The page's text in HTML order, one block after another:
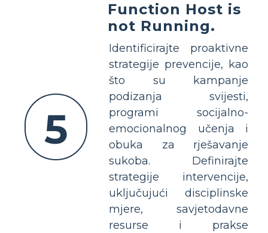
5
Function Host is
not Running.
Identificirajte proaktivne
strategije prevencije, kao
što su kampanje
podizanja svijesti,
programi socijalno-
emocionalnog učenja i
obuka za rješavanje
sukoba. Definirajte
strategije intervencije,
uključujući disciplinske
mjere, savjetodavne
resurse i prakse